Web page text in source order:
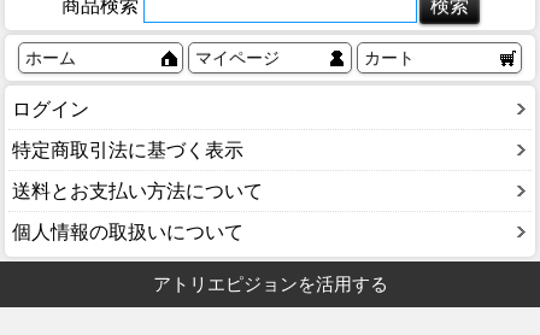
商品検索
ホーム マイページ カート
ログイン
特定商取引法に基づく表示
送料とお支払い方法について
個人情報の取扱いについて
アトリエピジョンを活用する